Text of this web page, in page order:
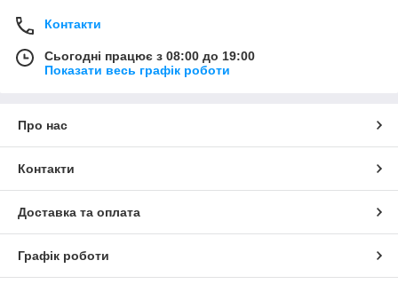
Контакти
Сьогодні працює з 08:00 до 19:00
Показати весь графік роботи
Про нас
Контакти
Доставка та оплата
Графік роботи